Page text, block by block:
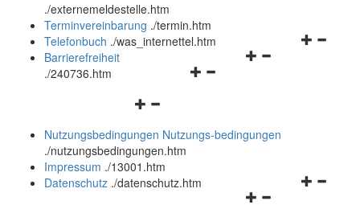
und
schließen
./externemeldestelle.htm
Terminvereinbarung ./termin.htm
Navigationsmenü
Telefonbuch ./was_internettel.htm
Navigationsmenü
Barrierefreiheit
./240736.htm
Navigationsmenü
und
schließen
Nutzungsbedingungen Nutzungs-bedingungen
./nutzungsbedingungen.htm
Impressum ./13001.htm
Navigationsmenü
Datenschutz ./datenschutz.htm